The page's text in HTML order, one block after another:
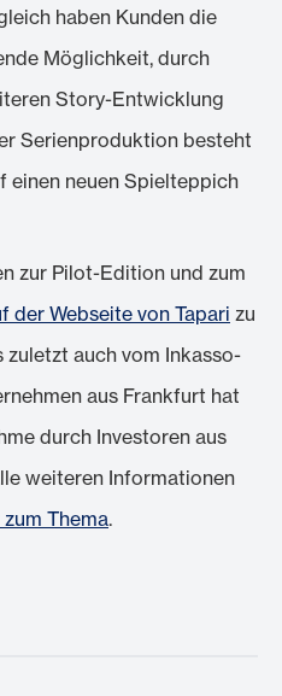
haben Kunden die
Möglichkeit, durch
Story-Entwicklung
Serienproduktion besteht
einen neuen Spielteppich
zur Pilot-Edition und zum
der Webseite von Tapari zu
auch vom Inkasso-
aus Frankfurt hat
durch Investoren aus
weiteren Informationen
Thema.